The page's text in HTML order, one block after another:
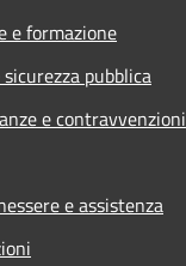
e formazione
pubblica
e contravvenzioni
e assistenza